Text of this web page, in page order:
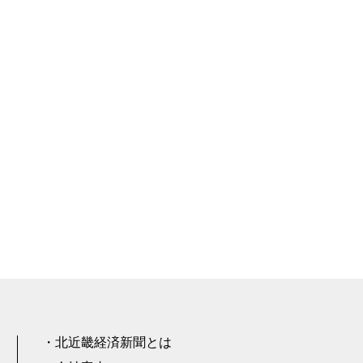
北近畿経済新聞とは